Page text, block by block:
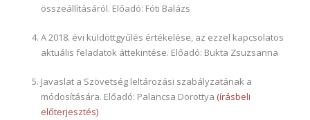
összeállításáról. Előadó: Fóti Balázs
A 2018. évi küldöttgyűlés értékelése, az ezzel kapcsolatos
aktuális feladatok áttekintése. Előadó: Bukta Zsuzsanna
Javaslat a Szövetség leltározási szabályzatának a
módosítására. Előadó: Palancsa Dorottya (írásbeli
előterjesztés)